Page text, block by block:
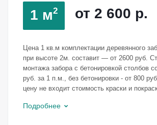
1 м2 от 2 600 р.
Цена 1 кв.м комплектации деревянного
при высоте 2м. составит — от 2600 руб.
монтажа забора с бетонировкой столбов
руб. за 1 п.м., без бетонировки - от 800
цену не входит стоимость краски и
Подробнее